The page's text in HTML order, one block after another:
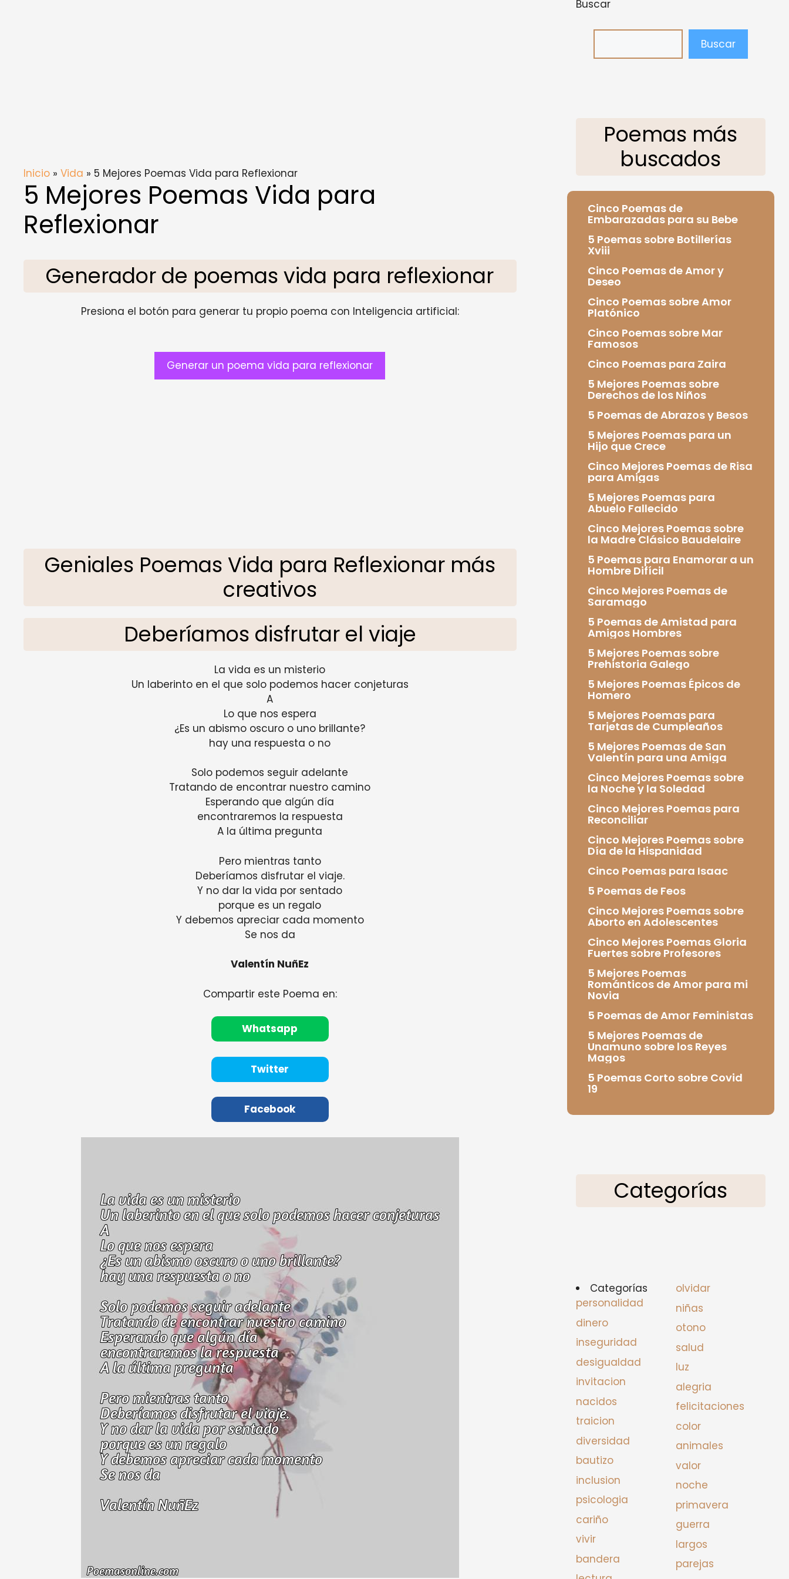
Inicio » Vida » 5 Mejores Poemas Vida para Reflexionar
5 Mejores Poemas Vida para
Reflexionar
Generador de poemas vida para reflexionar
Presiona el botón para generar tu propio poema con Inteligencia artificial:
Generar un poema vida para reflexionar
Geniales Poemas Vida para Reflexionar más
creativos
Deberíamos disfrutar el viaje
La vida es un misterio
Un laberinto en el que solo podemos hacer conjeturas
A
Lo que nos espera
¿Es un abismo oscuro o uno brillante?
hay una respuesta o no
Solo podemos seguir adelante
Tratando de encontrar nuestro camino
Esperando que algún día
encontraremos la respuesta
A la última pregunta
Pero mientras tanto
Deberíamos disfrutar el viaje.
Y no dar la vida por sentado
porque es un regalo
Y debemos apreciar cada momento
Se nos da
Valentín NuñEz
Compartir este Poema en:
Whatsapp
Twitter
Facebook
Buscar
Buscar
Poemas más
buscados
Cinco Poemas de
Embarazadas para su Bebe
5 Poemas sobre Botillerías
Xviii
Cinco Poemas de Amor y
Deseo
Cinco Poemas sobre Amor
Platónico
Cinco Poemas sobre Mar
Famosos
Cinco Poemas para Zaira
5 Mejores Poemas sobre
Derechos de los Niños
5 Poemas de Abrazos y Besos
5 Mejores Poemas para un
Hijo que Crece
Cinco Mejores Poemas de Risa
para Amigas
5 Mejores Poemas para
Abuelo Fallecido
Cinco Mejores Poemas sobre
la Madre Clásico Baudelaire
5 Poemas para Enamorar a un
Hombre Difícil
Cinco Mejores Poemas de
Saramago
5 Poemas de Amistad para
Amigos Hombres
5 Mejores Poemas sobre
Prehistoria Galego
5 Mejores Poemas Épicos de
Homero
5 Mejores Poemas para
Tarjetas de Cumpleaños
5 Mejores Poemas de San
Valentín para una Amiga
Cinco Mejores Poemas sobre
la Noche y la Soledad
Cinco Mejores Poemas para
Reconciliar
Cinco Mejores Poemas sobre
Día de la Hispanidad
Cinco Poemas para Isaac
5 Poemas de Feos
Cinco Mejores Poemas sobre
Aborto en Adolescentes
Cinco Mejores Poemas Gloria
Fuertes sobre Profesores
5 Mejores Poemas
Románticos de Amor para mi
Novia
5 Poemas de Amor Feministas
5 Mejores Poemas de
Unamuno sobre los Reyes
Magos
5 Poemas Corto sobre Covid
19
Categorías
Categorías
personalidad
dinero
inseguridad
desigualdad
invitacion
nacidos
traicion
diversidad
bautizo
inclusion
psicologia
cariño
vivir
bandera
olvidar
niñas
otono
salud
luz
alegria
felicitaciones
color
animales
valor
noche
primavera
guerra
largos
parejas